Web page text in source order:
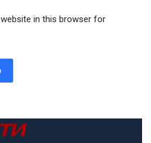
in this browser for